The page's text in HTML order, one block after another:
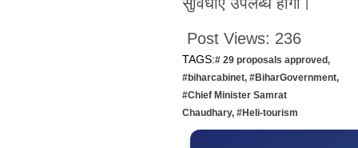
Post Views: 236
TAGS:# 29 proposals approved,
#biharcabinet, #BiharGovernment,
#Chief Minister Samrat
Chaudhary, #Heli-tourism